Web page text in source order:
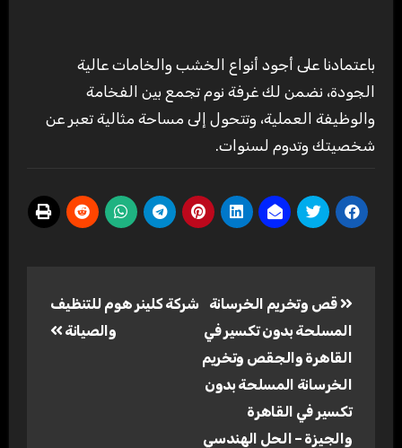
باعتمادنا على أجود أنواع الخشب والخامات عالية
الجودة، نضمن لك غرفة نوم تجمع بين الفخامة
والوظيفة العملية، وتتحول إلى مساحة مثالية تعبر عن
شخصيتك وتدوم لسنوات.
المقالات
قص وتخريم الخرسانة
المسلحة بدون تكسير في
القاهرة والجقص وتخريم
الخرسانة المسلحة بدون
تكسير في القاهرة
والجيزة – الحل الهندسي
شركة كلينر هوم للتنظيف
والصيانة